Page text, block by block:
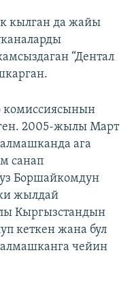
кылган да жайы
“Дентал
комиссиясынын
2005-жылы Март
ага
санап
Боршайкомдун
жылдай
Кыргызстандын
кеткен жана бул
чейин